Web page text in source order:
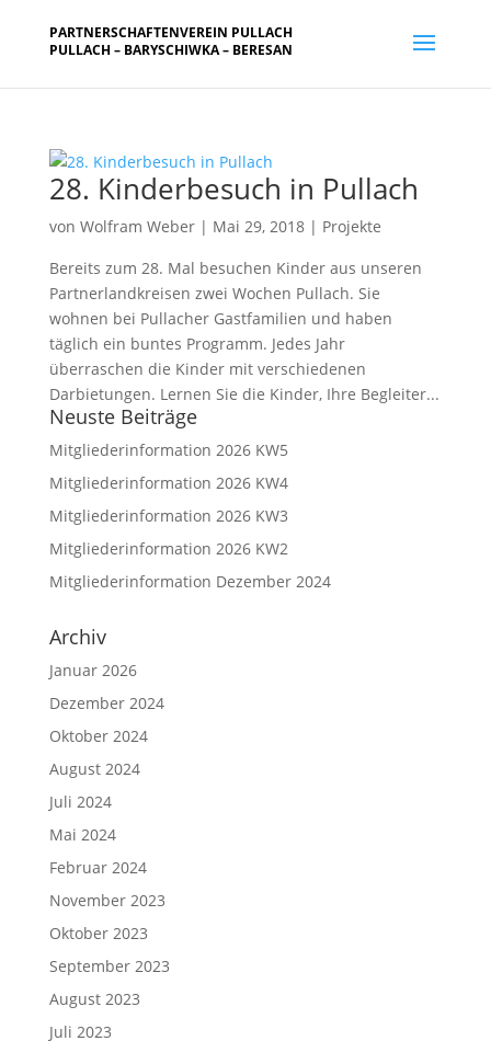
PARTNERSCHAFTENVEREIN PULLACH
PULLACH – BARYSCHIWKA – BERESAN
28. Kinderbesuch in Pullach
von Wolfram Weber| Mai 29, 2018| Projekte
Bereits zum 28. Mal besuchen Kinder aus unseren
Partnerlandkreisen zwei Wochen Pullach. Sie
wohnen bei Pullacher Gastfamilien und haben
täglich ein buntes Programm. Jedes Jahr
überraschen die Kinder mit verschiedenen
Darbietungen. Lernen Sie die Kinder, Ihre Begleiter...
Neuste Beiträge
Mitgliederinformation 2026 KW5
Mitgliederinformation 2026 KW4
Mitgliederinformation 2026 KW3
Mitgliederinformation 2026 KW2
Mitgliederinformation Dezember 2024
Archiv
Januar 2026
Dezember 2024
Oktober 2024
August 2024
Juli 2024
Mai 2024
Februar 2024
November 2023
Oktober 2023
September 2023
August 2023
Juli 2023